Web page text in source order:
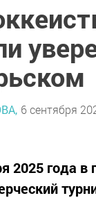
6 сентября
2025 года